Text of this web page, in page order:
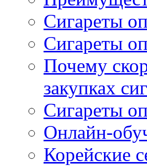
Сигареты
Сигареты
Почему
закупках
Сигареты
Онлайн-
Корейские